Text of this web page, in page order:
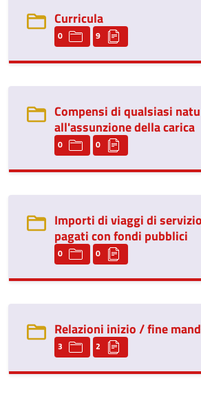
Curricula
0 9
Compensi di qualsiasi
all'assunzione della carica
0 0
Importi di viaggi di
pagati con fondi pubblici
0 0
Relazioni inizio / fine
3 2